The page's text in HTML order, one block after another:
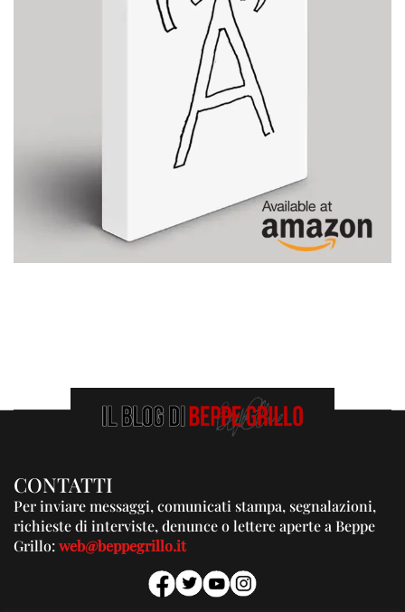
CONTATTI
Per inviare messaggi, comunicati stampa, segnalazioni,
richieste di interviste, denunce o lettere aperte a Beppe
Grillo:web@beppegrillo.it